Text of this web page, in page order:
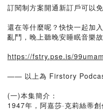
訂閱制方案開通新訂戶可以
還在等什麼呢？快快一起加
亂鬥，晚上聽晚安睡眠音樂故
https://fstry.pse.is/99umam
—— 以上為 Firstory
(一)本集簡介：
1947年，阿嘉莎·克莉絲蒂